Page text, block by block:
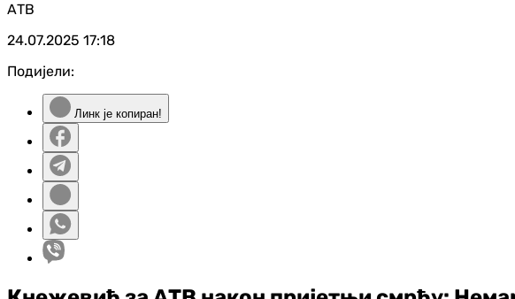
АТВ
24.07.2025 17:18
Подијели:
Линк је копиран!